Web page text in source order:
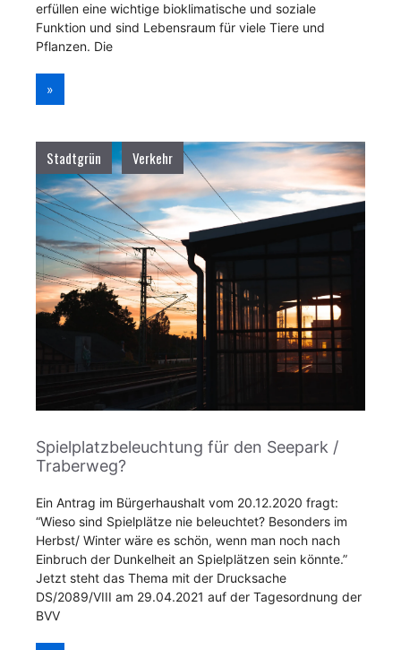
erfüllen eine wichtige bioklimatische und soziale
Funktion und sind Lebensraum für viele Tiere und
Pflanzen. Die
»
Stadtgrün Verkehr
Spielplatzbeleuchtung für den Seepark /
Traberweg?
Ein Antrag im Bürgerhaushalt vom 20.12.2020 fragt:
“Wieso sind Spielplätze nie beleuchtet? Besonders im
Herbst/ Winter wäre es schön, wenn man noch nach
Einbruch der Dunkelheit an Spielplätzen sein könnte.”
Jetzt steht das Thema mit der Drucksache
DS/2089/VIII am 29.04.2021 auf der Tagesordnung der
BVV